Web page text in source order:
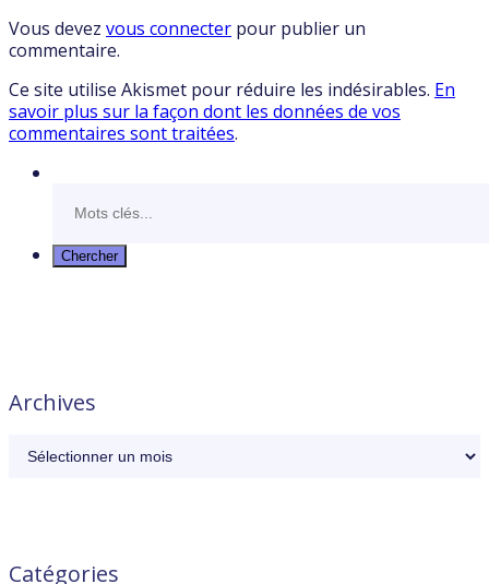
Vous devez vous connecter pour publier un
commentaire.
Ce site utilise Akismet pour réduire les indésirables. En
savoir plus sur la façon dont les données de vos
commentaires sont traitées.
Archives
Catégories